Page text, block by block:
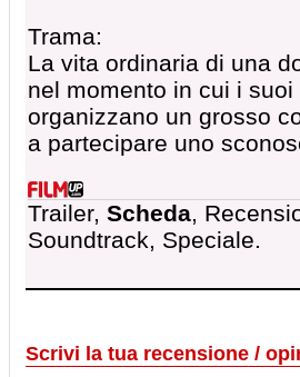
Trama:
La vita ordinaria di una
nel momento in cui i
organizzano un grosso
a partecipare uno
Trailer, Scheda,
Soundtrack, Speciale.
Scrivi la tua recensione /